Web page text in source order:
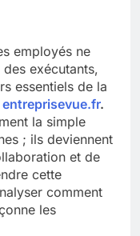
employés ne
exécutants,
essentiels de la
entreprisevue.fr.
la simple
; ils deviennent
et de
cette
comment
les